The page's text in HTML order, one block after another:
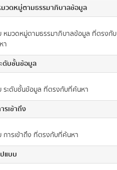
วดหมู่ตามธรรมาภิบาลข้อมูล
หมวดหมู่ตามธรรมาภิบาลข้อมูล ที่ตรงกับ
า
ดับชั้นข้อมูล
ระดับชั้นข้อมูล ที่ตรงกับที่ค้นหา
รเข้าถึง
การเข้าถึง ที่ตรงกับที่ค้นหา
แบบ